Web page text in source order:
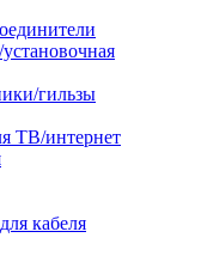
гильзы
ТВ/интернет
кабеля